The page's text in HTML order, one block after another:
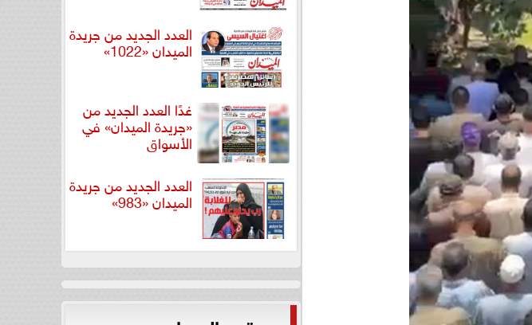
العدد الجديد من جريدة
الميدان «1022»
غدًا العدد الجديد من
«جريدة الميدان» في
الأسواق
العدد الجديد من جريدة
الميدان «983»